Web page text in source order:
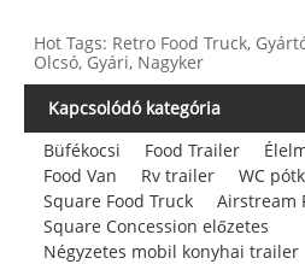
Hot Tags: Retro Food Truck,
Olcsó, Gyári, Nagyker
Kapcsolódó kategória
Büfékocsi
Food Trailer
Food Van
Rv trailer
WC
Square Food Truck
Airstream
Square Concession előzetes
Négyzetes mobil konyhai trailer